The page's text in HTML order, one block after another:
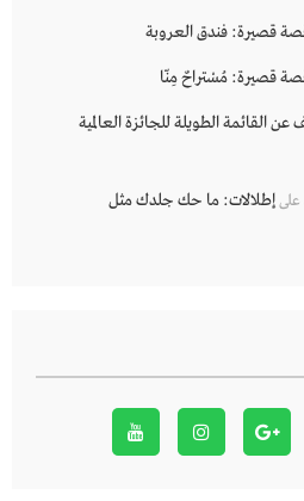
قصيرة: فندق العروبة
قصيرة: مُسْتراحٌ مِنّا
القائمة الطويلة للجائزة العالمية
علىإطلالات: ما حك جلدك مثل